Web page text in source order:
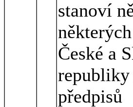
stanoví
České a
republiky
předpisů